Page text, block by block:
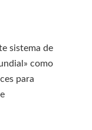
sistema de
como
para